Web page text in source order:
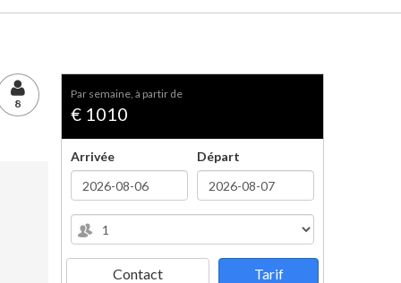
8
par semaine, à partir de
€ 1010
Arrivée Départ
Contact Tarif